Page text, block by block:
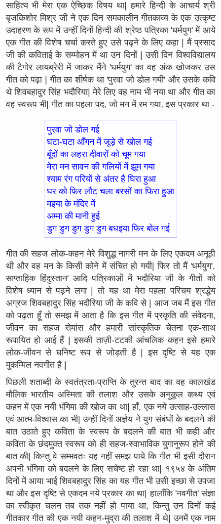
साहित्य भी मेरा एक ऐच्छिक विषय था| हमारे हिन्दी के आचार्य श्री
बृजकिशोर मिश्र जी ने एक दिन समकालीन गीतकाव्य के एक उत्कृष्ट
उदाहरण के रूप में उन्हीं दिनों हिन्दी की श्रेष्ठ पत्रिका 'धर्मयुग' में आये
एक गीत की विशेष चर्चा करते हुए उसे पढ़ने के लिए कहा | मैं प्रसाद
जी की कविताई के सम्मोहन में था उन दिनों | उसी दिन विश्वविद्यालय
की टैगोर लायब्रेरी में जाकर मैंने 'धर्मयुग' का वह अंक खोजकर उस
गीत को पढ़ा | गीत का शीर्षक था 'पुरवा जो डोल गयी' और उसके कवि
थे शिवबहादुर सिंह भदौरिया| मेरे लिए वह नाम भी नया था और गीत का
वह स्वरूप भी| गीत का पहला पद, जो मन में रम गया, इस प्रकार था -
पुरवा जो डोल गई
घटा-घटा आँगन में जूड़े से खोल गई
बूँदों का लहरा दीवारों को चूम गया
मेरा मन सावन की गलियों में झूम गया
श्याम रंग परियों से अंतर है घिरा हुआ
घर को फिर लौट चला बरसों का फिरा हुआ
मइया के मंदिर में
अम्मा की मानी हुई
डुग डुग डुग डुग डुग बधइया फिर बोल गई
गीत की सहज लोक-कहन मेरे विशुद्ध नागरी मन के लिए एकदम अनूठी
थी और वह मन के किसी कोने में संचित हो गयी| फिर तो मैं 'धर्मयुग',
साप्ताहिक हिंदुस्तान' आदि पत्रिकाओं में भदौरिया जी के गीतों को
विशेष ध्यान से पढ़ने लगा | तो यह था मेरा पहला परिचय श्रद्धेय
अग्रज शिवबहादुर सिंह भदौरिया जी के कवि से | आज जब मैं इस गीत
को पढ़ता हूँ तो समझ में आता है कि इस गीत में प्रकृति की संवेदना,
जीवन का सहज रोमांस और हमारी सांस्कृतिक चेतना एक-साथ
रूपायित हो आई हैं | इसकी ताज़ी-टटकी आंचलिक कहन इसे हमारे
लोक-जीवन से घनिष्ट रूप से जोड़ती है | इस दृष्टि से यह एक
मुकम्मिल नवगीत है |
पिछली शताब्दी के स्वतंत्रता-प्राप्ति के तुरन्त बाद का वह कालखंड
मौलिक भारतीय अस्मिता की तलाश और उसके अनुकूल कथ्य एवं
कहन में एक नयी भंगिमा की खोज का था| हाँ, एक नये उत्साह-उल्लास
एवं आत्म-विश्वास का भी| उन्हीं दिनों अज्ञेय ने युग संबंधों के बदलने की
बात उठाते हुए कविता के स्वरूप के बदलने की बात भी कही और
कविता के छंदमुक्त स्वरूप को ही सहज-स्वाभाविक युगानुरूप होने की
बात की| किन्तु वे सम्भवतः यह नहीं समझ पाये कि गीत भी इसी दौरान
अपनी भंगिमा को बदलने के लिए सचेष्ट हो रहा था| १९५४ के अंतिम
दिनों में आया भाई शिवबहादुर सिंह का यह गीत भी उसी इच्छा से उपजा
था और इस दृष्टि से एकदम नये प्रकार का था| हालाँकि 'नवगीत' संज्ञा
का स्वीकृत चलन तब तक नहीं हो पाया था, किन्तु उन दिनों कई
गीतकार गीत की एक नयी कहन-मुद्रा की तलाश में थे| उनमें एक नाम